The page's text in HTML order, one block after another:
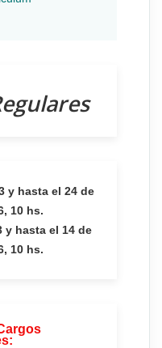
y hasta el 24 de
10 hs.
y hasta el 14 de
10 hs.